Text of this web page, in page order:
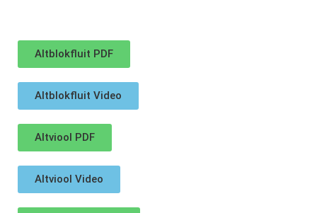
Altblokfluit PDF
Altblokfluit Video
Altviool PDF
Altviool Video